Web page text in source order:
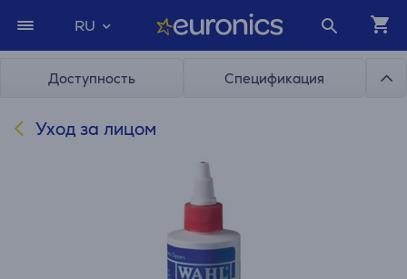
RU
Доступность Спецификация
Уход за лицом